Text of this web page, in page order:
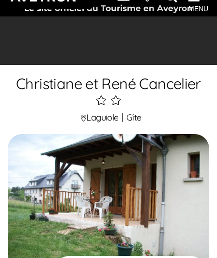
Le site officiel du Tourisme en AveyronMENU
Christiane et René Cancelier
2
étoiles
Laguiole Gîte